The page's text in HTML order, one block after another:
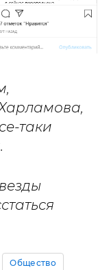
таки
Общество